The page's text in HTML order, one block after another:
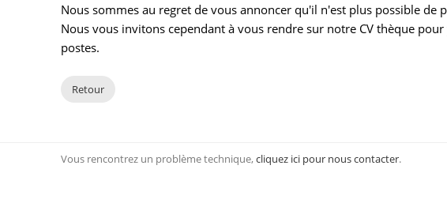
Nous sommes au regret de vous annoncer qu'il n'est plus possible de
Nous vous invitons cependant à vous rendre sur notre CV thèque
postes.
Retour
Vous rencontrez un problème technique,cliquez ici pour nous contacter.